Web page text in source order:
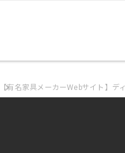
【有名家具メーカーWebサイト】デ